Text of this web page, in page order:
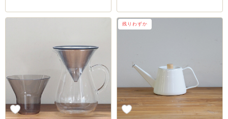
残りわずか